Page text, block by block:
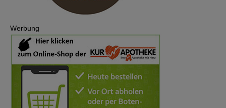
Werbung